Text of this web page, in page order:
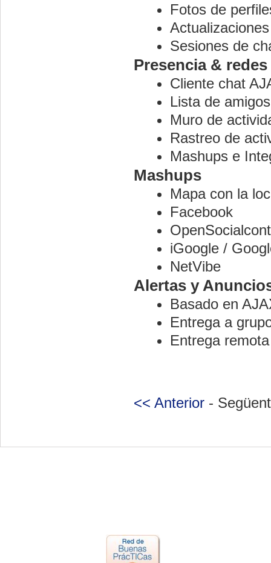
Fotos de
Sesiones de
Presencia &
Cliente chat
Lista de
Muro de
Rastreo de
Mashups e
Mashups
Mapa con la
Facebook
iGoogle /
NetVibe
Alertas y
Basado en
Entrega a
Entrega
<< Anterior - Següent